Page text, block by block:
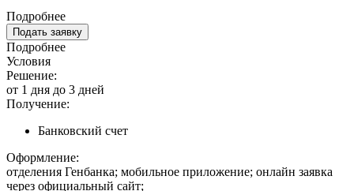
Подробнее
Подать заявку
Подробнее
Условия
Решение:
от 1 дня до 3 дней
Получение:
Банковский счет
Оформление:
отделения Генбанка; мобильное приложение; онлайн заявка
через официальный сайт;